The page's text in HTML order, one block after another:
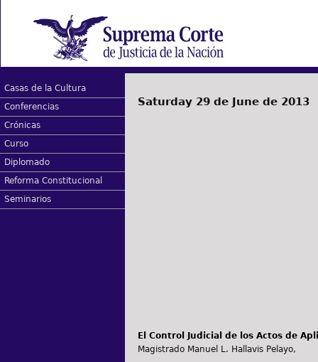
Casas de la Cultura
Conferencias
Crónicas
Curso
Diplomado
Reforma Constitucional
Seminarios
Saturday 29 de June de 2013
El Control Judicial de los Actos de
Magistrado Manuel L. Hallavis Pelayo,